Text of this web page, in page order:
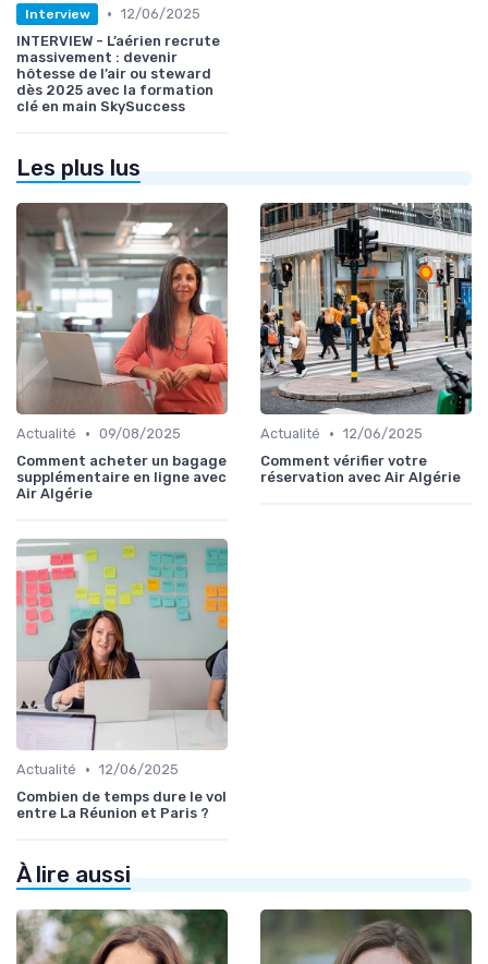
Interview • 12/06/2025
INTERVIEW - L’aérien recrute
massivement : devenir
hôtesse de l’air ou steward
dès 2025 avec la formation
clé en main SkySuccess
Les plus lus
Actualité • 09/08/2025
Comment acheter un bagage
supplémentaire en ligne avec
Air Algérie
Actualité • 12/06/2025
Comment vérifier votre
réservation avec Air Algérie
Actualité • 12/06/2025
Combien de temps dure le vol
entre La Réunion et Paris ?
À lire aussi